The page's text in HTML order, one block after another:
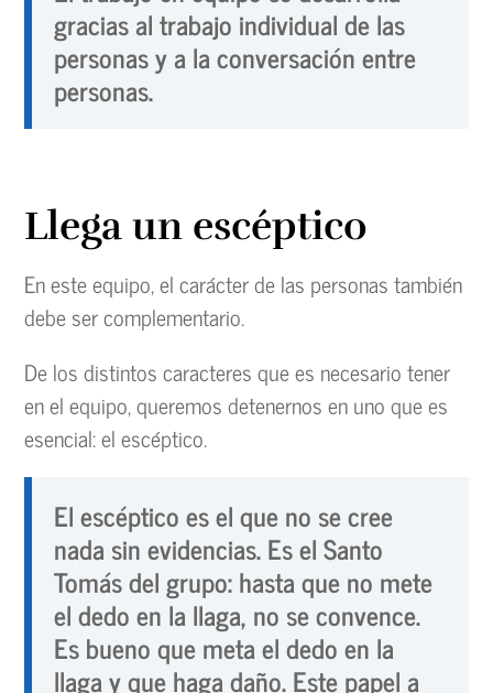
gracias al trabajo individual de las
personas y a la conversación entre
personas.
Llega un escéptico
En este equipo, el carácter de las personas también
debe ser complementario.
De los distintos caracteres que es necesario tener
en el equipo, queremos detenernos en uno que es
esencial: el escéptico.
El escéptico es el que no se cree
nada sin evidencias. Es el Santo
Tomás del grupo: hasta que no mete
el dedo en la llaga, no se convence.
Es bueno que meta el dedo en la
llaga y que haga daño. Este papel a